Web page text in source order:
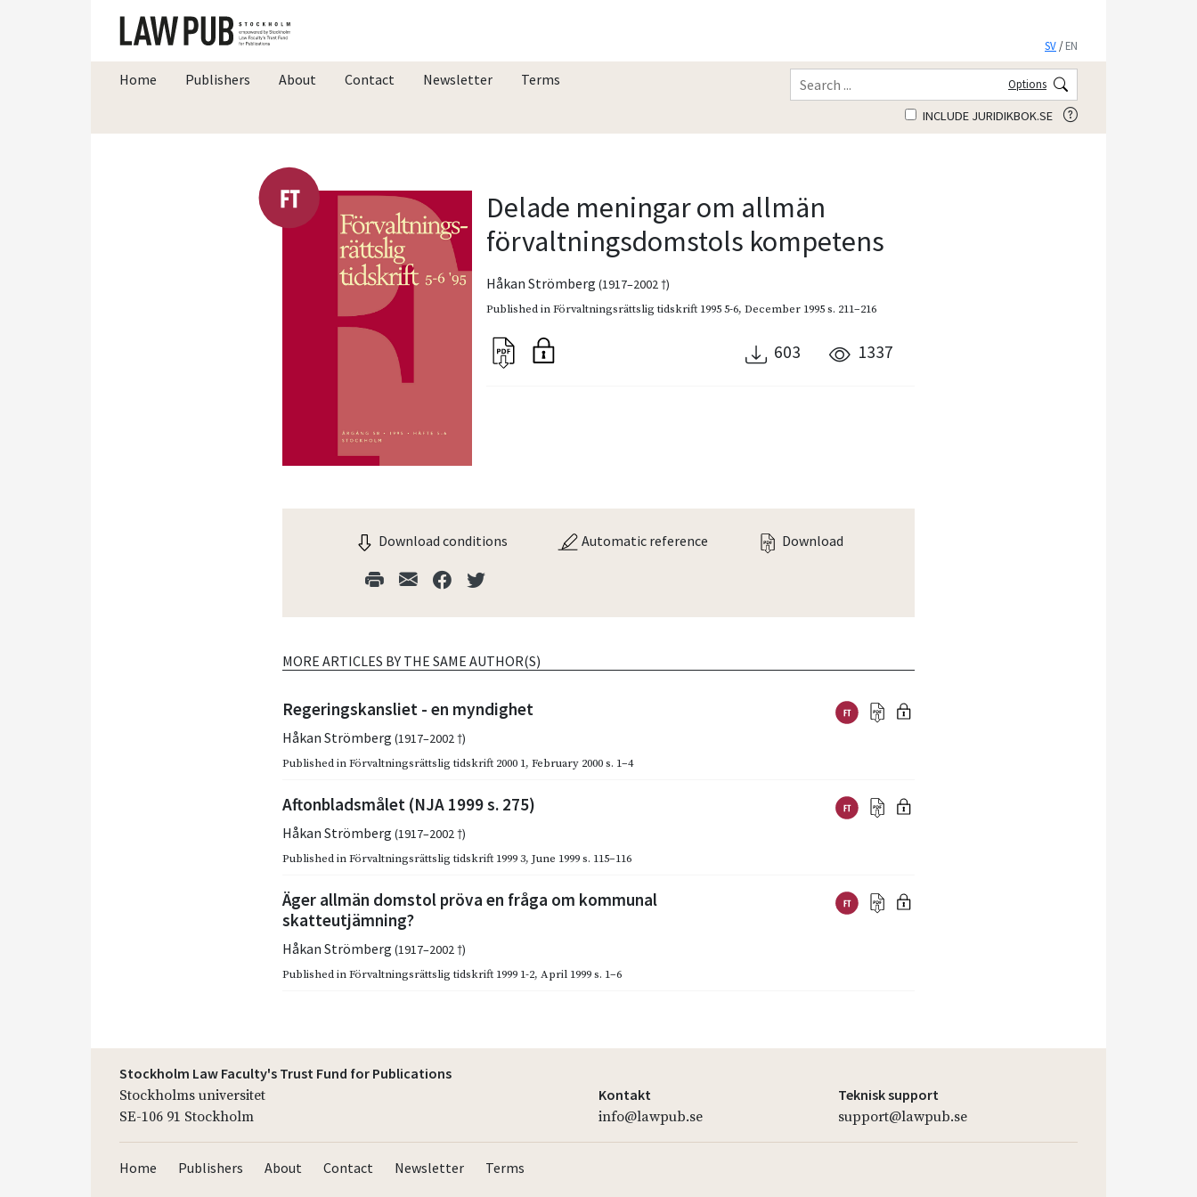
SV /EN
Home Publishers About Contact Newsletter Terms Options
INCLUDE JURIDIKBOK.SE
Delade meningar om allmän
förvaltningsdomstols kompetens
Håkan Strömberg(1917–2002 †)
Published inFörvaltningsrättslig tidskrift 1995 5-6,December 1995s. 211–216
603 1337
Download conditions Automatic reference Download
MORE ARTICLES BY THE SAME AUTHOR(S)
Regeringskansliet - en myndighet
Håkan Strömberg(1917–2002 †)
Published inFörvaltningsrättslig tidskrift 2000 1,February 2000 s. 1–4
Aftonbladsmålet (NJA 1999 s. 275)
Håkan Strömberg(1917–2002 †)
Published inFörvaltningsrättslig tidskrift 1999 3,June 1999 s. 115–116
Äger allmän domstol pröva en fråga om kommunal
skatteutjämning?
Håkan Strömberg(1917–2002 †)
Published inFörvaltningsrättslig tidskrift 1999 1-2,April 1999 s. 1–6
Stockholm Law Faculty's Trust Fund for Publications
Stockholms universitet
SE-106 91 Stockholm
Kontakt
info@lawpub.se
Teknisk support
support@lawpub.se
Home Publishers About Contact Newsletter Terms